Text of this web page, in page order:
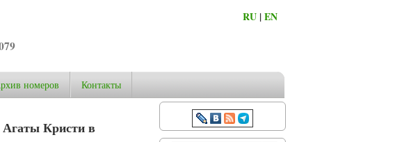
RU |EN
номеров Контакты
Агаты Кристи в